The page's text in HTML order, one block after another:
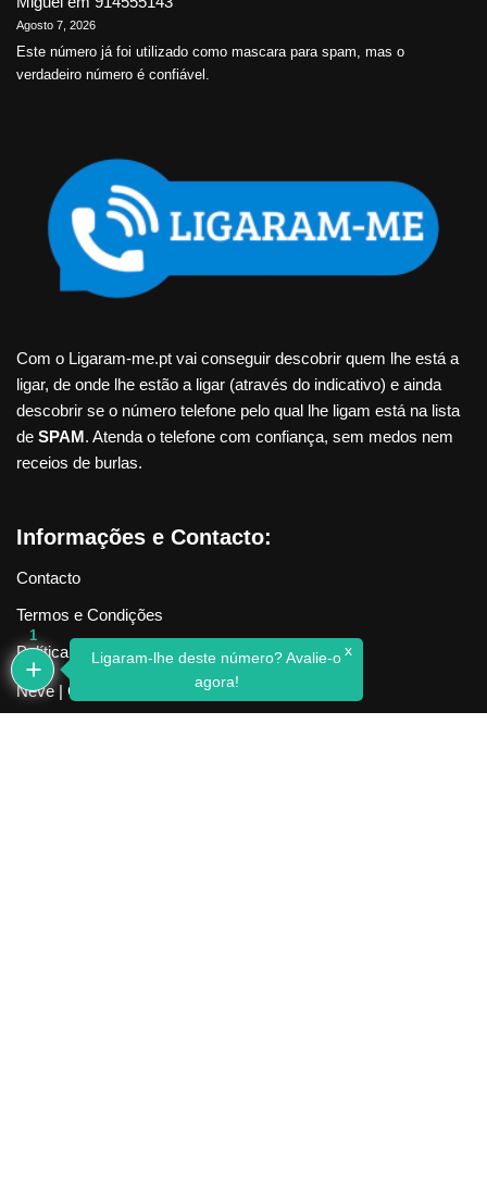
Agosto 7, 2026
Este número já foi utilizado como mascara para spam, mas o
verdadeiro número é confiável.
Com o Ligaram-me.pt vai conseguir descobrir quem lhe está a
ligar, de onde lhe estão a ligar (através do indicativo) e ainda
descobrir se o número telefone pelo qual lhe ligam está na lista
de SPAM. Atenda o telefone com confiança, sem medos nem
receios de burlas.
Informações e Contacto:
Contacto
Termos e Condições
Política de Privacidade
Neve| Criado com WordPress
1
Ligaram-lhe deste número? Avalie-o
agora!
x